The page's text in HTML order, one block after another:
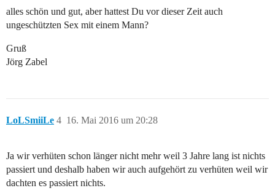
alles schön und gut, aber hattest Du vor dieser Zeit auch
ungeschützten Sex mit einem Mann?
Gruß
Jörg Zabel
LoLSmiiLe 16. Mai 2016 um 20:28
4
Ja wir verhüten schon länger nicht mehr weil 3 Jahre lang ist nichts
passiert und deshalb haben wir auch aufgehört zu verhüten weil wir
dachten es passiert nichts.